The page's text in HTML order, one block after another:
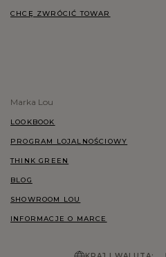
CHCĘ ZWRÓCIĆ TOWAR
Marka Lou
LOOKBOOK
PROGRAM LOJALNOŚCIOWY
THINK GREEN
BLOG
SHOWROOM LOU
INFORMACJE O MARCE